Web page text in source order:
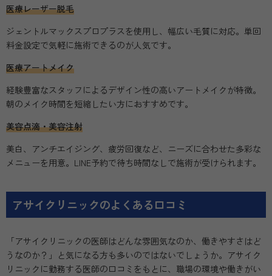
医療レーザー脱毛
ジェントルマックスプロプラスを使用し、幅広い毛質に対応。単回
料金設定で気軽に施術できるのが人気です。
医療アートメイク
経験豊富なスタッフによるデザイン性の高いアートメイクが特徴。
朝のメイク時間を短縮したい方におすすめです。
美容点滴・美容注射
美白、アンチエイジング、疲労回復など、ニーズに合わせた多彩な
メニューを用意。LINE予約で待ち時間なしで施術が受けられます。
アサイクリニックのよくある口コミ
「アサイクリニックの医師はどんな雰囲気なのか、働きやすさはど
うなのか？」と気になる方も多いのではないでしょうか。アサイク
リニックに勤務する医師の口コミをもとに、職場の環境や働きがい